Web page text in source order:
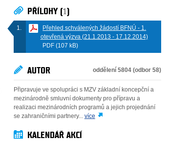
PŘÍLOHY (1 )
Přehled schválených žádostí BFNÚ - 1.
otevřená výzva (21.1.2013 - 17.12.2014)
PDF (107 kB)
AUTOR oddělení 5804 (odbor 58)
Připravuje ve spolupráci s MZV základní koncepční a
mezinárodně smluvní dokumenty pro přípravu a
realizaci mezinárodních programů a jejich projednání
se zahraničními partnery... více
KALENDÁŘ AKCÍ